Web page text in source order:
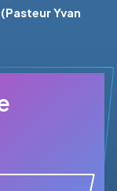
Yvan